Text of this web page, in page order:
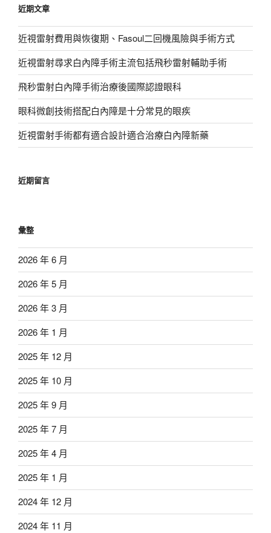
字:
近期文章
近視雷射費用與恢復期、Fasoul二回機風險與手術方式
近視雷射尋求白內障手術主流包括飛秒雷射輔助手術
飛秒雷射白內障手術治療後國際認證眼科
眼科微創技術搭配白內障是十分常見的眼疾
近視雷射手術都有適合設計適合治療白內障新藥
近期留言
彙整
2026 年 6 月
2026 年 5 月
2026 年 3 月
2026 年 1 月
2025 年 12 月
2025 年 10 月
2025 年 9 月
2025 年 7 月
2025 年 4 月
2025 年 1 月
2024 年 12 月
2024 年 11 月